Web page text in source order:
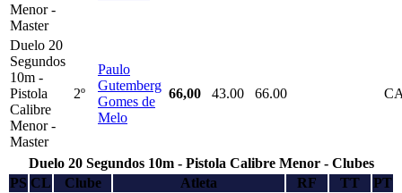
Menor -
Master
Duelo 20
Segundos
10m -
Pistola
Calibre
Menor -
Master
2º
Paulo
Gutemberg
Gomes de
Melo
66,00 43.00 66.00
Duelo 20 Segundos 10m - Pistola Calibre Menor - Clubes
PS CL Clube Atleta RF TT PT